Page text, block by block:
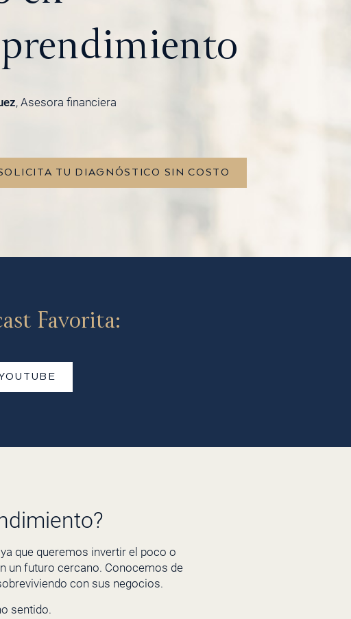
, Asesora financiera
TU DIAGNÓSTICO SIN COSTO
Favorita:
que queremos invertir el poco o
un futuro cercano. Conocemos de
con sus negocios.
sentido.